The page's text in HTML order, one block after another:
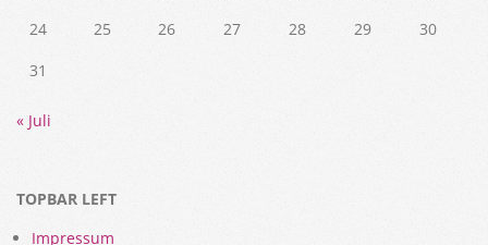
24
25 26 27 28 29
30
31
« Juli
TOPBAR LEFT
Impressum